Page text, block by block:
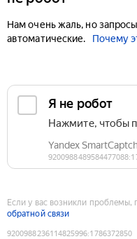
Нам очень жаль, но
автоматические.
Почему
Если у вас возникли проблемы,
обратной связи
9200988236114825996:1786372850